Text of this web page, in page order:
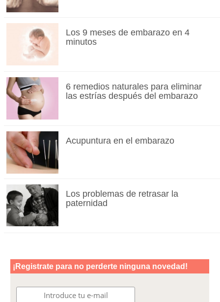
Los 9 meses de embarazo en 4
minutos
6 remedios naturales para eliminar
las estrías después del embarazo
Acupuntura en el embarazo
Los problemas de retrasar la
paternidad